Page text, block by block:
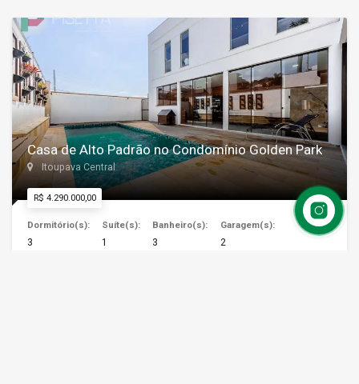
Casa de Alto Padrão no Condomínio Golden Park
Itoupava Central
R$ 4.290.000,00
Dormitório(s):
3
Suíte(s):
1
Banheiro(s):
3
Garagem(s):
2